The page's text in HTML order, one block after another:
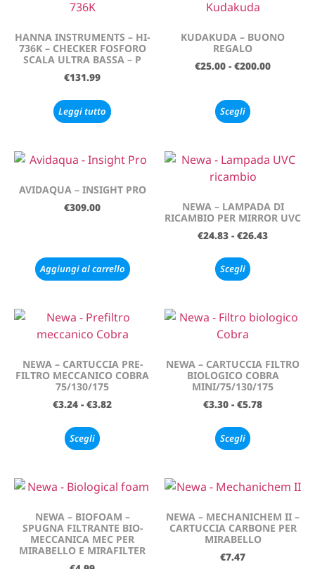
HANNA INSTRUMENTS – HI-
736K – CHECKER FOSFORO
SCALA ULTRA BASSA – P
€131.99
Leggi tutto
KUDAKUDA – BUONO
REGALO
€25.00 - €200.00
Scegli
AVIDAQUA – INSIGHT PRO
€309.00
Aggiungi al carrello
NEWA – LAMPADA DI
RICAMBIO PER MIRROR UVC
€24.83 - €26.43
Scegli
NEWA – CARTUCCIA PRE-
FILTRO MECCANICO COBRA
75/130/175
€3.24 - €3.82
Scegli
NEWA – CARTUCCIA FILTRO
BIOLOGICO COBRA
MINI/75/130/175
€3.30 - €5.78
Scegli
NEWA – BIOFOAM –
SPUGNA FILTRANTE BIO-
MECCANICA MEC PER
MIRABELLO E MIRAFILTER
NEWA – MECHANICHEM II –
CARTUCCIA CARBONE PER
MIRABELLO
€7.47